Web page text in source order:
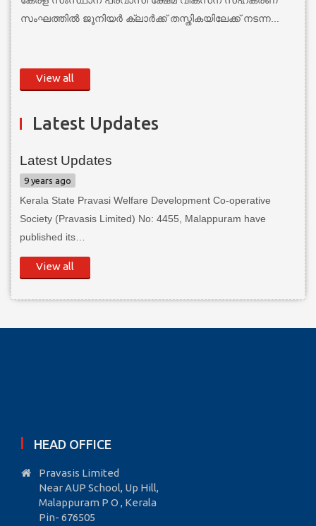
സംഘത്തില്‍ ജൂനിയര്‍ ക്ലാര്‍ക്ക് തസ്തികയിലേക്ക് നടന്ന...
View all
Latest Updates
Latest Updates
9 years ago
Kerala State Pravasi Welfare Development Co-operative
Society (Pravasis Limited) No: 4455, Malappuram have
published its…
View all
HEAD OFFICE
Pravasis Limited
Near AUP School, Up Hill,
Malappuram P O , Kerala
Pin- 676505